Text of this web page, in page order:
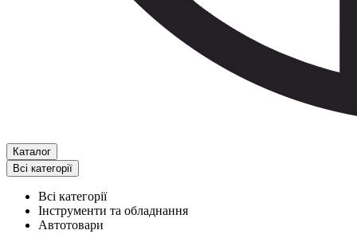
Каталог
Всі категорії
Всі категорії
Інструменти та обладнання
Автотовари